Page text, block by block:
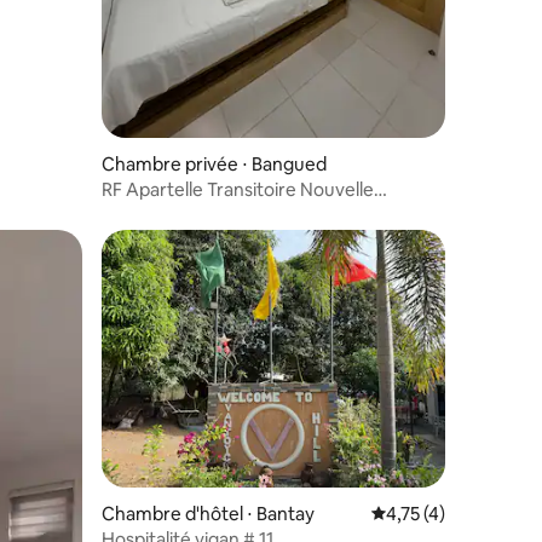
Chambre privée ⋅ Bangued
RF Apartelle Transitoire Nouvelle
: 4,5 sur 5
Chambre d'hôtel ⋅ Bantay Évaluation
4,75 (4)